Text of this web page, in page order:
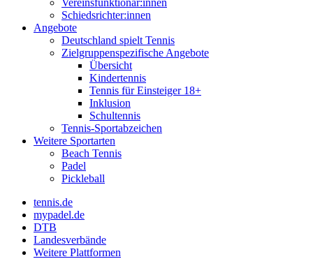
Vereinsfunktionär:innen
Schiedsrichter:innen
Angebote
Deutschland spielt Tennis
Zielgruppenspezifische Angebote
Übersicht
Kindertennis
Tennis für Einsteiger 18+
Inklusion
Schultennis
Tennis-Sportabzeichen
Weitere Sportarten
Beach Tennis
Padel
Pickleball
tennis.de
mypadel.de
DTB
Landesverbände
Weitere Plattformen